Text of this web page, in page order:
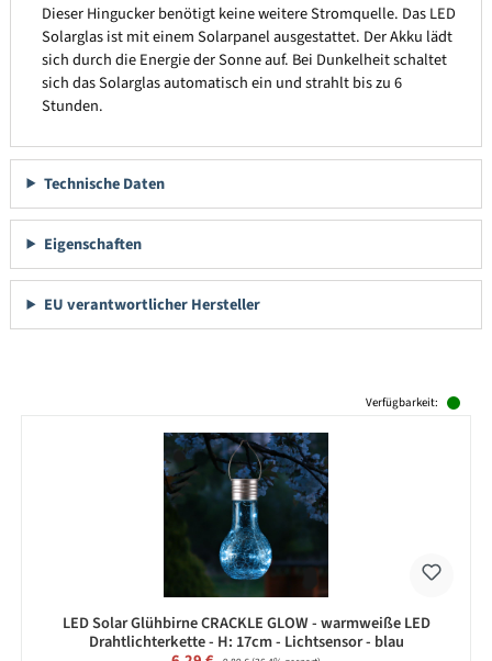
Dieser Hingucker benötigt keine weitere Stromquelle. Das LED
Solarglas ist mit einem Solarpanel ausgestattet. Der Akku lädt
sich durch die Energie der Sonne auf. Bei Dunkelheit schaltet
sich das Solarglas automatisch ein und strahlt bis zu 6
Stunden.
Technische Daten
Eigenschaften
EU verantwortlicher Hersteller
Verfügbarkeit:
LED Solar Glühbirne CRACKLE GLOW - warmweiße LED
Drahtlichterkette - H: 17cm - Lichtsensor - blau
Regulärer Preis: